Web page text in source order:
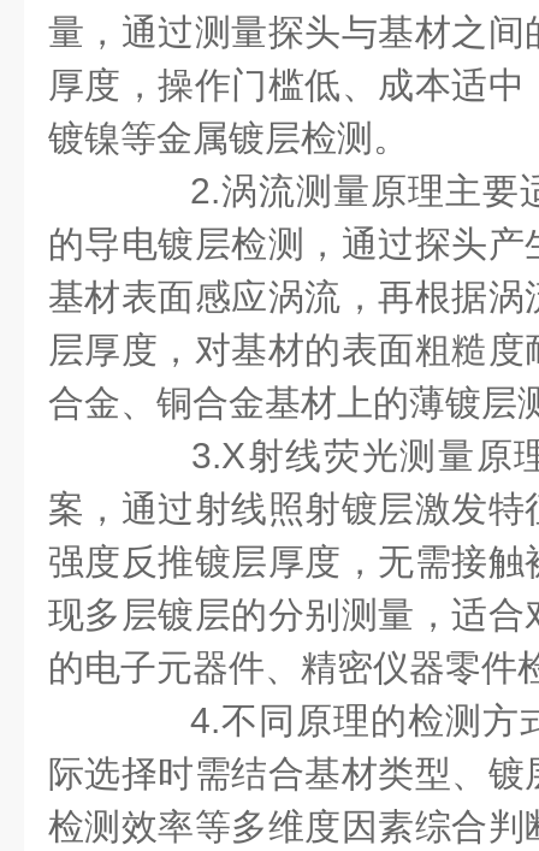
量，通过测量探头与基材之
厚度，操作门槛低、成本适
镀镍等金属镀层检测。
2.涡流测量原理主要
的导电镀层检测，通过探头
基材表面感应涡流，再根据
层厚度，对基材的表面粗糙
合金、铜合金基材上的薄镀层
3.X射线荧光测量原
案，通过射线照射镀层激发
强度反推镀层厚度，无需接
现多层镀层的分别测量，适
的电子元器件、精密仪器零件
4.不同原理的检测方
际选择时需结合基材类型、
检测效率等多维度因素综合